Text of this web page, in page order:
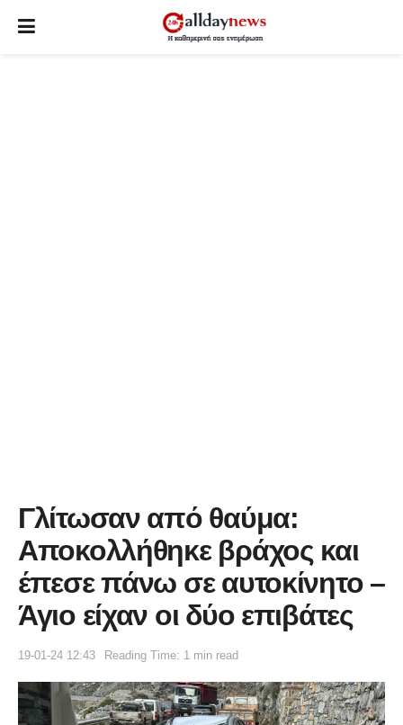
Γλίτωσαν από θαύμα:
Αποκολλήθηκε βράχος και
έπεσε πάνω σε αυτοκίνητο –
Άγιο είχαν οι δύο επιβάτες
19-01-24 12:43 Reading Time: 1 min read